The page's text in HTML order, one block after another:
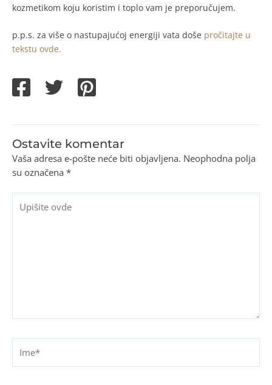
kozmetikom koju koristim i toplo vam je preporučujem.
p.p.s. za više o nastupajućoj energiji vata doše pročitajte u
tekstu ovde.
Ostavite komentar
Vaša adresa e-pošte neće biti objavljena. Neophodna polja
su označena *
ovde